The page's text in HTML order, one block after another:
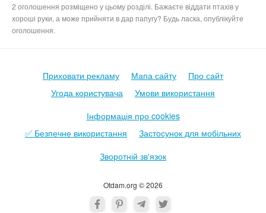
2 оголошення розміщено у цьому розділі. Бажаєте віддати птахів у
хороші руки, а може прийняти в дар папугу? Будь ласка, опублікуйте
оголошення.
Otdam.org © 2026
Приховати рекламу Мапа сайту
Про сайт
Угода користувача
Умови використання
Інформація про cookies
✅ Безпечне використання
Застосунок для мобільних
Зворотній зв'язок